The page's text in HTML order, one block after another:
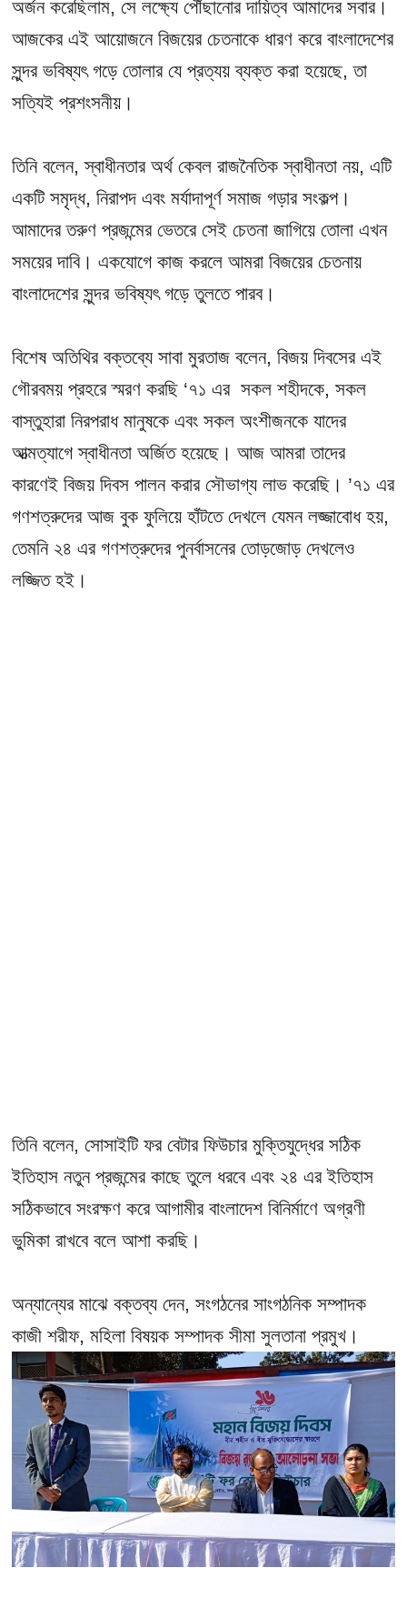
অর্জন করেছিলাম, সে লক্ষ্যে পৌঁছানোর দায়িত্ব আমাদের সবার।
আজকের এই আয়োজনে বিজয়ের চেতনাকে ধারণ করে বাংলাদেশের
সুন্দর ভবিষ্যৎ গড়ে তোলার যে প্রত্যয় ব্যক্ত করা হয়েছে, তা
সত্যিই প্রশংসনীয়।
তিনি বলেন, স্বাধীনতার অর্থ কেবল রাজনৈতিক স্বাধীনতা নয়, এটি
একটি সমৃদ্ধ, নিরাপদ এবং মর্যাদাপূর্ণ সমাজ গড়ার সংকল্প।
আমাদের তরুণ প্রজন্মের ভেতরে সেই চেতনা জাগিয়ে তোলা এখন
সময়ের দাবি। একযোগে কাজ করলে আমরা বিজয়ের চেতনায়
বাংলাদেশের সুন্দর ভবিষ্যৎ গড়ে তুলতে পারব।
বিশেষ অতিথির বক্তব্যে সাবা মুরতাজ বলেন, বিজয় দিবসের এই
গৌরবময় প্রহরে স্মরণ করছি ‘৭১ এর সকল শহীদকে, সকল
বাস্তুহারা নিরপরাধ মানুষকে এবং সকল অংশীজনকে যাদের
আত্মত্যাগে স্বাধীনতা অর্জিত হয়েছে। আজ আমরা তাদের
কারণেই বিজয় দিবস পালন করার সৌভাগ্য লাভ করেছি। ’৭১ এর
গণশত্রুদের আজ বুক ফুলিয়ে হাঁটতে দেখলে যেমন লজ্জাবোধ হয়,
তেমনি ২৪ এর গণশত্রুদের পুনর্বাসনের তোড়জোড় দেখলেও
লজ্জিত হই।
তিনি বলেন, সোসাইটি ফর বেটার ফিউচার মুক্তিযুদ্ধের সঠিক
ইতিহাস নতুন প্রজন্মের কাছে তুলে ধরবে এবং ২৪ এর ইতিহাস
সঠিকভাবে সংরক্ষণ করে আগামীর বাংলাদেশ বিনির্মাণে অগ্রণী
ভুমিকা রাখবে বলে আশা করছি।
অন্যান্যের মাঝে বক্তব্য দেন, সংগঠনের সাংগঠনিক সম্পাদক
কাজী শরীফ, মহিলা বিষয়ক সম্পাদক সীমা সুলতানা প্রমুখ।